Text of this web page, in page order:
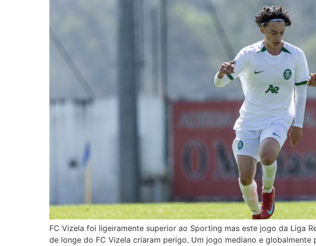
FC Vizela foi ligeiramente superior ao Sporting mas este jogo da Liga
de longe do FC Vizela criaram perigo. Um jogo mediano e